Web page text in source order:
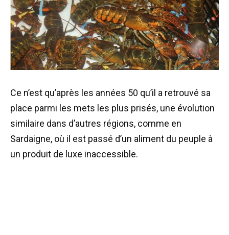
Ce n’est qu’après les années 50 qu’il a retrouvé sa
place parmi les mets les plus prisés, une évolution
similaire dans d’autres régions, comme en
Sardaigne, où il est passé d’un aliment du peuple à
un produit de luxe inaccessible.